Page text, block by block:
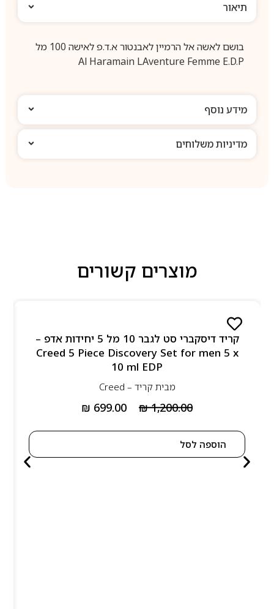
תיאור
בושם לאשה אל הרמיין לאבנטור א.ד.פ לאישה 100 מל
Al Haramain LAventure Femme E.D.P
מידע נוסף
מדיניות משלוחים
מוצרים קשורים
קריד דיסקברי סט לגבר 10 מל 5 יחידות אדפ –
Creed 5 Piece Discovery Set for men 5 x
10 ml EDP
מבית קריד – Creed
₪1,200.00
₪ 699.00
הוספה לסל